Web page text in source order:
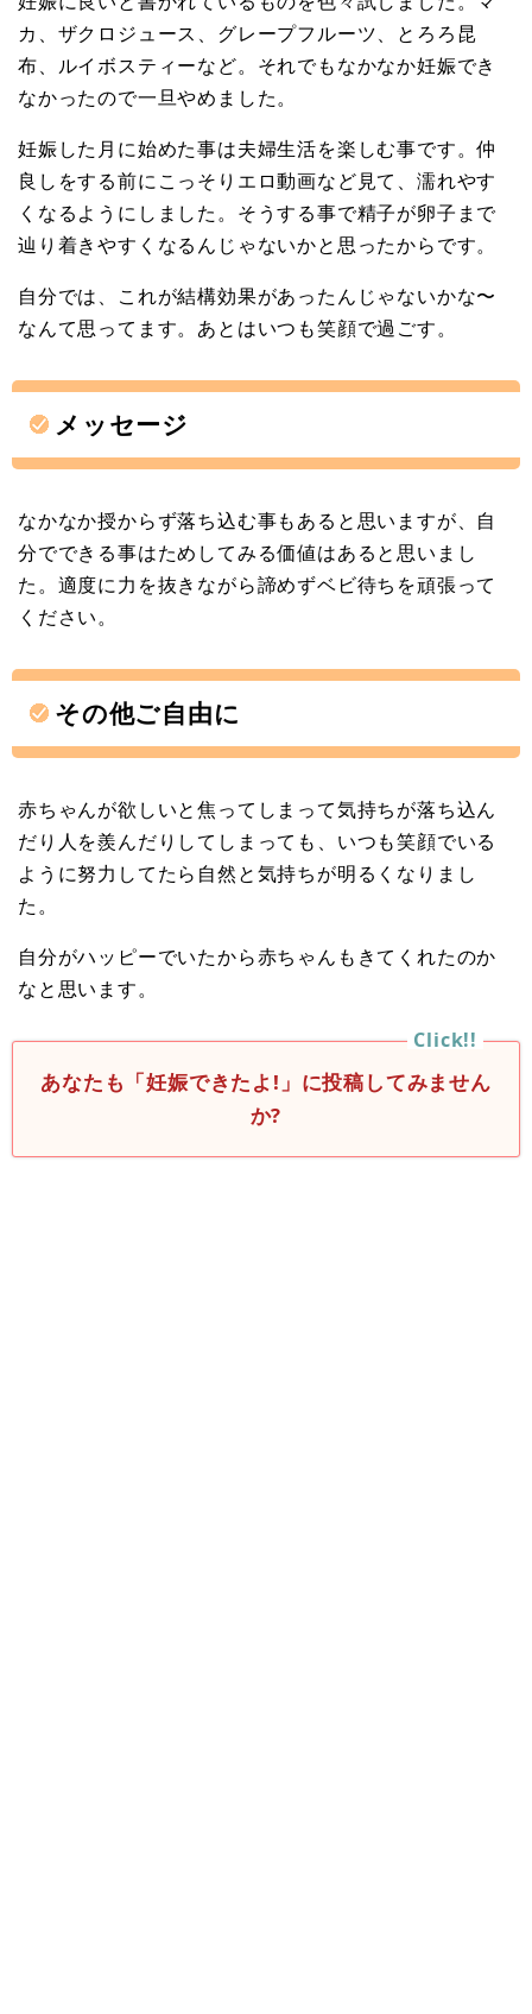
カ、ザクロジュース、グレープフルーツ、とろろ昆
布、ルイボスティーなど。それでもなかなか妊娠でき
なかったので一旦やめました。
妊娠した月に始めた事は夫婦生活を楽しむ事です。仲
良しをする前にこっそりエロ動画など見て、濡れやす
くなるようにしました。そうする事で精子が卵子まで
辿り着きやすくなるんじゃないかと思ったからです。
自分では、これが結構効果があったんじゃないかな〜
なんて思ってます。あとはいつも笑顔で過ごす。
メッセージ
なかなか授からず落ち込む事もあると思いますが、自
分でできる事はためしてみる価値はあると思いまし
た。適度に力を抜きながら諦めずベビ待ちを頑張って
ください。
その他ご自由に
赤ちゃんが欲しいと焦ってしまって気持ちが落ち込ん
だり人を羨んだりしてしまっても、いつも笑顔でいる
ように努力してたら自然と気持ちが明るくなりまし
た。
自分がハッピーでいたから赤ちゃんもきてくれたのか
なと思います。
あなたも「妊娠できたよ!」に投稿してみません
か?